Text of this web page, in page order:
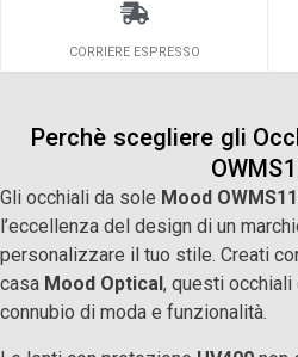
CORRIERE ESPRESSO
Perchè scegliere gli
Gli occhiali da sole Mood
l’eccellenza del design di un
personalizzare il tuo stile. Creati
casa Mood Optical, questi occhiali
connubio di moda e funzionalità.